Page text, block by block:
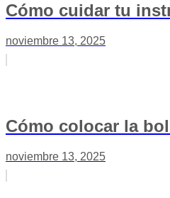
Cómo cuidar tu
noviembre 13, 2025
Cómo colocar la
noviembre 13, 2025